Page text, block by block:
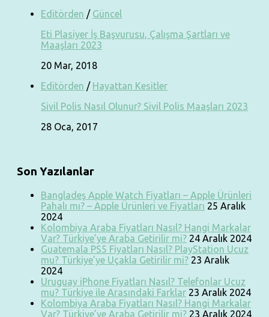
Editörden / Güncel
Eti Plasiyer İş Başvurusu, Çalışma Şartları ve
Maaşları 2023
20 Mar, 2018
Editörden / Hayattan Kesitler
Sivil Polis Nasıl Olunur? Sivil Polis Maaşları 2023
28 Oca, 2017
Son Yazılanlar
Bangladeş Apple Watch Fiyatları – Apple Ürünleri
Pahalı mı? – Apple Ürünleri ve Fiyatları 25 Aralık
2024
Kolombiya Araba Fiyatları Nasıl? Hangi Markalar
Var? Türkiye’ye Araba Getirilir mi? 24 Aralık 2024
Guatemala PS5 Fiyatları Nasıl? PlayStation Ucuz
mu? Türkiye’ye Uçakla Getirilir mi? 23 Aralık
2024
Uruguay iPhone Fiyatları Nasıl? Telefonlar Ucuz
mu? Türkiye ile Arasındaki Farklar 23 Aralık 2024
Kolombiya Araba Fiyatları Nasıl? Hangi Markalar
Var? Türkiye’ye Araba Getirilir mi? 23 Aralık 2024